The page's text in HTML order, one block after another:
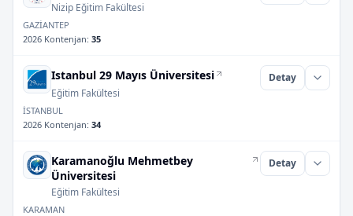
Nizip Eğitim Fakültesi
GAZİANTEP
2026 Kontenjan: 35
Istanbul 29 Mayıs Üniversitesi
Eğitim Fakültesi
Detay
İSTANBUL
2026 Kontenjan: 34
Karamanoğlu Mehmetbey
Üniversitesi
Eğitim Fakültesi
Detay
KARAMAN